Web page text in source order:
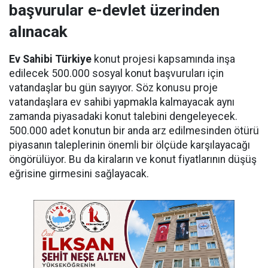
başvurular e-devlet üzerinden
alınacak
Ev Sahibi Türkiye konut projesi kapsamında inşa
edilecek 500.000 sosyal konut başvuruları için
vatandaşlar bu gün sayıyor. Söz konusu proje
vatandaşlara ev sahibi yapmakla kalmayacak aynı
zamanda piyasadaki konut talebini dengeleyecek.
500.000 adet konutun bir anda arz edilmesinden ötürü
piyasanın taleplerinin önemli bir ölçüde karşılayacağı
öngörülüyor. Bu da kiraların ve konut fiyatlarının düşüş
eğrisine girmesini sağlayacak.